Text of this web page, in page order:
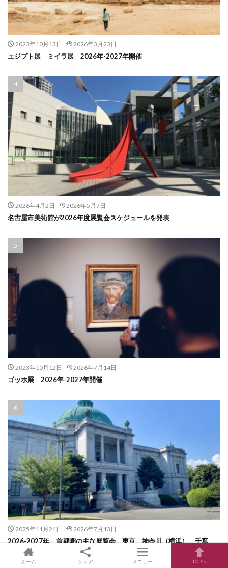
2023年10月13日 2026年3月23日
エジプト展 ミイラ展 2026年-2027年開催
2026年4月2日 2026年5月7日
名古屋市美術館が2026年度展覧会スケジュールを発表
2023年10月12日 2026年7月14日
ゴッホ展 2026年-2027年開催
2025年11月24日 2026年7月13日
2026-2027年 首都圏の主な展覧会 東京、神奈川（横浜）、千葉、
埼玉、茨城、群馬、栃木、山梨の美術館・博物館（随時更新）
ホーム シェア メニュー TOPへ